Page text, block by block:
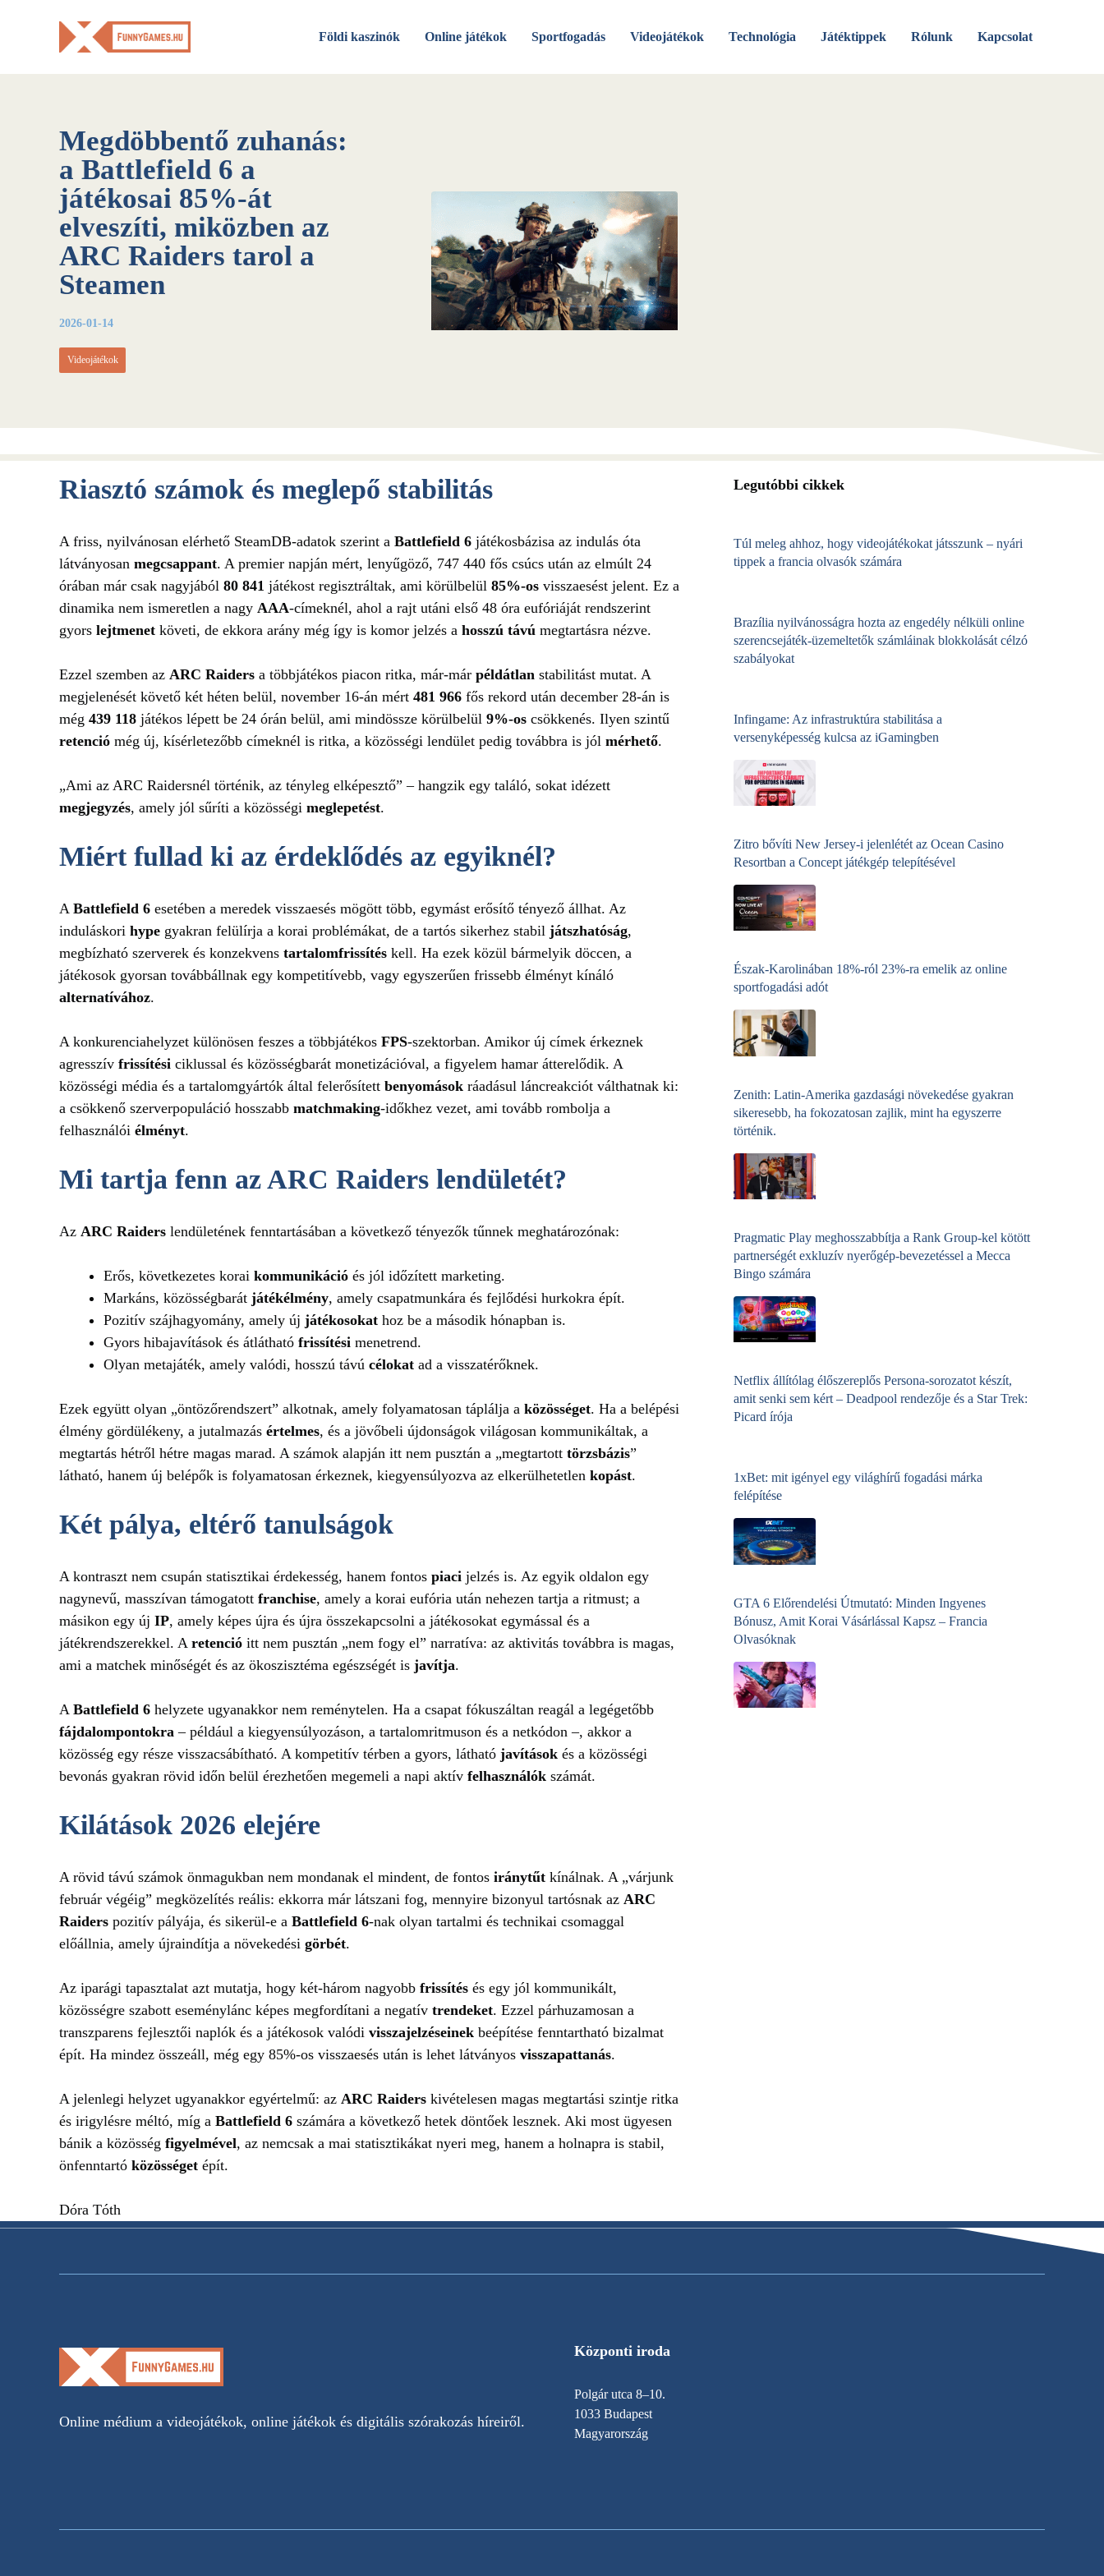
Földi kaszinók Online játékok Sportfogadás Videojátékok Technológia Játéktippek Rólunk Kapcsolat
Megdöbbentő zuhanás:
a Battlefield 6 a
játékosai 85%-át
elveszíti, miközben az
ARC Raiders tarol a
Steamen
2026-01-14
Videojátékok
Riasztó számok és meglepő stabilitás
A friss, nyilvánosan elérhető SteamDB-adatok szerint a Battlefield 6 játékosbázisa az indulás óta
látványosan megcsappant. A premier napján mért, lenyűgöző, 747 440 fős csúcs után az elmúlt 24
órában már csak nagyjából 80 841 játékost regisztráltak, ami körülbelül 85%‑os visszaesést jelent. Ez a
dinamika nem ismeretlen a nagy AAA-címeknél, ahol a rajt utáni első 48 óra eufóriáját rendszerint
gyors lejtmenet követi, de ekkora arány még így is komor jelzés a hosszú távú megtartásra nézve.
Ezzel szemben az ARC Raiders a többjátékos piacon ritka, már-már példátlan stabilitást mutat. A
megjelenését követő két héten belül, november 16-án mért 481 966 fős rekord után december 28-án is
még 439 118 játékos lépett be 24 órán belül, ami mindössze körülbelül 9%‑os csökkenés. Ilyen szintű
retenció még új, kísérletezőbb címeknél is ritka, a közösségi lendület pedig továbbra is jól mérhető.
„Ami az ARC Raidersnél történik, az tényleg elképesztő” – hangzik egy találó, sokat idézett
megjegyzés, amely jól sűríti a közösségi meglepetést.
Miért fullad ki az érdeklődés az egyiknél?
A Battlefield 6 esetében a meredek visszaesés mögött több, egymást erősítő tényező állhat. Az
induláskori hype gyakran felülírja a korai problémákat, de a tartós sikerhez stabil játszhatóság,
megbízható szerverek és konzekvens tartalomfrissítés kell. Ha ezek közül bármelyik döccen, a
játékosok gyorsan továbbállnak egy kompetitívebb, vagy egyszerűen frissebb élményt kínáló
alternatívához.
A konkurenciahelyzet különösen feszes a többjátékos FPS-szektorban. Amikor új címek érkeznek
agresszív frissítési ciklussal és közösségbarát monetizációval, a figyelem hamar átterelődik. A
közösségi média és a tartalomgyártók által felerősített benyomások ráadásul láncreakciót válthatnak ki:
a csökkenő szerverpopuláció hosszabb matchmaking‑időkhez vezet, ami tovább rombolja a
felhasználói élményt.
Mi tartja fenn az ARC Raiders lendületét?
Az ARC Raiders lendületének fenntartásában a következő tényezők tűnnek meghatározónak:
Erős, következetes korai kommunikáció és jól időzített marketing.
Markáns, közösségbarát játékélmény, amely csapatmunkára és fejlődési hurkokra épít.
Pozitív szájhagyomány, amely új játékosokat hoz be a második hónapban is.
Gyors hibajavítások és átlátható frissítési menetrend.
Olyan metajáték, amely valódi, hosszú távú célokat ad a visszatérőknek.
Ezek együtt olyan „öntözőrendszert” alkotnak, amely folyamatosan táplálja a közösséget. Ha a belépési
élmény gördülékeny, a jutalmazás értelmes, és a jövőbeli újdonságok világosan kommunikáltak, a
megtartás hétről hétre magas marad. A számok alapján itt nem pusztán a „megtartott törzsbázis”
látható, hanem új belépők is folyamatosan érkeznek, kiegyensúlyozva az elkerülhetetlen kopást.
Két pálya, eltérő tanulságok
A kontraszt nem csupán statisztikai érdekesség, hanem fontos piaci jelzés is. Az egyik oldalon egy
nagynevű, masszívan támogatott franchise, amely a korai eufória után nehezen tartja a ritmust; a
másikon egy új IP, amely képes újra és újra összekapcsolni a játékosokat egymással és a
játékrendszerekkel. A retenció itt nem pusztán „nem fogy el” narratíva: az aktivitás továbbra is magas,
ami a matchek minőségét és az ökoszisztéma egészségét is javítja.
A Battlefield 6 helyzete ugyanakkor nem reménytelen. Ha a csapat fókuszáltan reagál a legégetőbb
fájdalompontokra – például a kiegyensúlyozáson, a tartalomritmuson és a netkódon –, akkor a
közösség egy része visszacsábítható. A kompetitív térben a gyors, látható javítások és a közösségi
bevonás gyakran rövid időn belül érezhetően megemeli a napi aktív felhasználók számát.
Kilátások 2026 elejére
A rövid távú számok önmagukban nem mondanak el mindent, de fontos iránytűt kínálnak. A „várjunk
február végéig” megközelítés reális: ekkorra már látszani fog, mennyire bizonyul tartósnak az ARC
Raiders pozitív pályája, és sikerül-e a Battlefield 6-nak olyan tartalmi és technikai csomaggal
előállnia, amely újraindítja a növekedési görbét.
Az iparági tapasztalat azt mutatja, hogy két-három nagyobb frissítés és egy jól kommunikált,
közösségre szabott eseménylánc képes megfordítani a negatív trendeket. Ezzel párhuzamosan a
transzparens fejlesztői naplók és a játékosok valódi visszajelzéseinek beépítése fenntartható bizalmat
épít. Ha mindez összeáll, még egy 85%‑os visszaesés után is lehet látványos visszapattanás.
A jelenlegi helyzet ugyanakkor egyértelmű: az ARC Raiders kivételesen magas megtartási szintje ritka
és irigylésre méltó, míg a Battlefield 6 számára a következő hetek döntőek lesznek. Aki most ügyesen
bánik a közösség figyelmével, az nemcsak a mai statisztikákat nyeri meg, hanem a holnapra is stabil,
önfenntartó közösséget épít.
Dóra Tóth
Legutóbbi cikkek
Túl meleg ahhoz, hogy videojátékokat játsszunk – nyári
tippek a francia olvasók számára
Brazília nyilvánosságra hozta az engedély nélküli online
szerencsejáték‑üzemeltetők számláinak blokkolását célzó
szabályokat
Infingame: Az infrastruktúra stabilitása a
versenyképesség kulcsa az iGamingben
Zitro bővíti New Jersey-i jelenlétét az Ocean Casino
Resortban a Concept játékgép telepítésével
Észak-Karolinában 18%-ról 23%-ra emelik az online
sportfogadási adót
Zenith: Latin-Amerika gazdasági növekedése gyakran
sikeresebb, ha fokozatosan zajlik, mint ha egyszerre
történik.
Pragmatic Play meghosszabbítja a Rank Group-kel kötött
partnerségét exkluzív nyerőgép-bevezetéssel a Mecca
Bingo számára
Netflix állítólag élőszereplős Persona-sorozatot készít,
amit senki sem kért – Deadpool rendezője és a Star Trek:
Picard írója
1xBet: mit igényel egy világhírű fogadási márka
felépítése
GTA 6 Előrendelési Útmutató: Minden Ingyenes
Bónusz, Amit Korai Vásárlással Kapsz – Francia
Olvasóknak
Online médium a videojátékok, online játékok és digitális szórakozás híreiről.
Központi iroda
Polgár utca 8–10.
1033 Budapest
Magyarország